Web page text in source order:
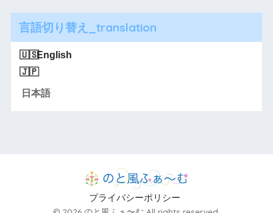
言語切り替え_translation
English
日本語
プライバシーポリシー